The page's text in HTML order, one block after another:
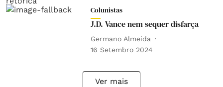
Colunistas
J.D. Vance nem sequer disfarça
Germano Almeida
16 Setembro 2024
Ver mais